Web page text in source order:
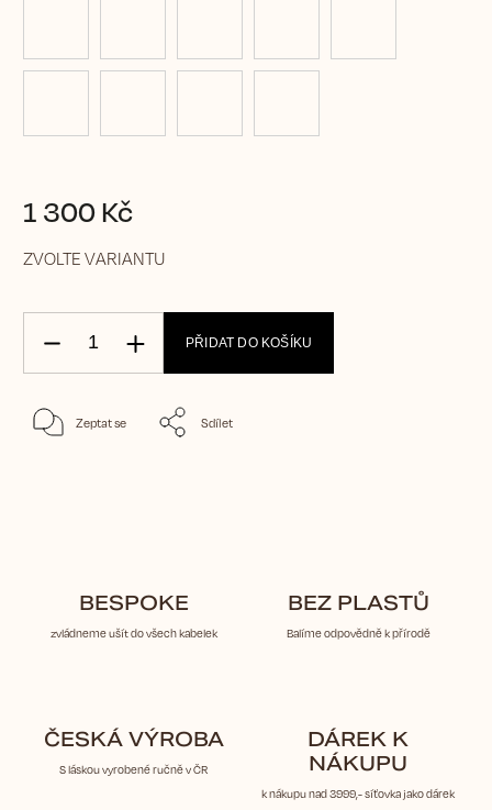
1 300 Kč
ZVOLTE VARIANTU
PŘIDAT DO KOŠÍKU
Zeptat se Sdílet
BESPOKE
zvládneme ušít do všech kabelek
BEZ PLASTŮ
Balíme odpovědně k přírodě
ČESKÁ VÝROBA
S láskou vyrobené ručně v ČR
DÁREK K
NÁKUPU
k nákupu nad 3999,- síťovka jako dárek